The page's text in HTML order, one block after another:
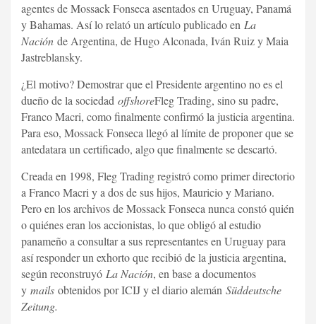
agentes de Mossack Fonseca asentados en Uruguay, Panamá
y Bahamas. Así lo relató un artículo publicado en La
Nación de Argentina, de Hugo Alconada, Iván Ruiz y Maia
Jastreblansky.
¿El motivo? Demostrar que el Presidente argentino no es el
dueño de la sociedad offshoreFleg Trading, sino su padre,
Franco Macri, como finalmente confirmó la justicia argentina.
Para eso, Mossack Fonseca llegó al límite de proponer que se
antedatara un certificado, algo que finalmente se descartó.
Creada en 1998, Fleg Trading registró como primer directorio
a Franco Macri y a dos de sus hijos, Mauricio y Mariano.
Pero en los archivos de Mossack Fonseca nunca constó quién
o quiénes eran los accionistas, lo que obligó al estudio
panameño a consultar a sus representantes en Uruguay para
así responder un exhorto que recibió de la justicia argentina,
según reconstruyó La Nación, en base a documentos
y mails obtenidos por ICIJ y el diario alemán Süddeutsche
Zeitung.